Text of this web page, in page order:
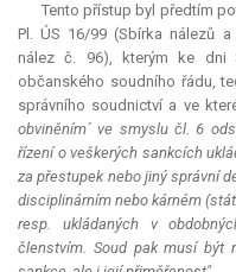
Tento přístup byl předtím
Pl. ÚS 16/99 (Sbírka nálezů
nález č. 96), kterým ke dni
občanského soudního řádu,
správního soudnictví a ve
obviněním´ ve smyslu čl. 6
řízení o veškerých sankcích
za přestupek nebo jiný správní
disciplinárním nebo kárném
resp. ukládaných v
členstvím. Soud pak musí být